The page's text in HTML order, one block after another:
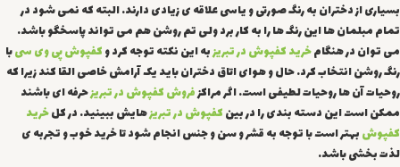
بسیاری از دختران به رنگ صورتی و یاسی علاقه ی زیادی دارند. البته که نمی شود در
تمام مبلمان ها این رنگ ها را به کار برد ولی تم روشن هم می تواند پاسخگو باشد.
می توان در هنگامخرید کفپوش در تبریزبه این نکته توجه کرد وکفپوش پی وی سیبا
رنگ روشن انتخاب کرد. حال و هوای اتاق دختران باید یک آرامش خاصی القا کند زیرا که
روحیات آن ها روحیات لطیفی است. اگر مراکزفروش کفپوش در تبریزحرفه ای باشند
ممکن است این دسته بندی را در بینکفپوش در تبریزهایش ببینید. در کلخرید
کفپوشبهتر است با توجه به قشر و سن و جنس انجام شود تا خرید خوب و تجربه ی
لذت بخشی باشد.